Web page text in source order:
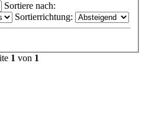
Sortiere nach:
Sortierrichtung:
1 von 1